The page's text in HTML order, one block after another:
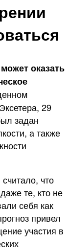
оказать
29
задан
а также
что
те, кто не
себя как
привел
участия в